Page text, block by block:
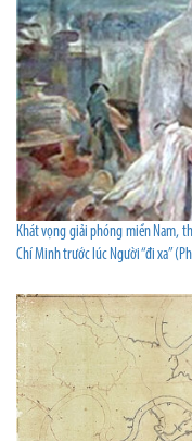
Khát vọng giải phóng miền Nam,
Chí Minh trước lúc Người “đi xa”